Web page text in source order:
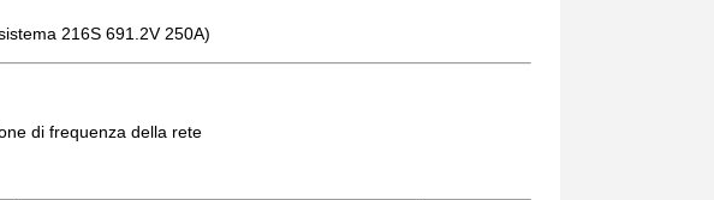
216S 691.2V 250A)
di frequenza della rete